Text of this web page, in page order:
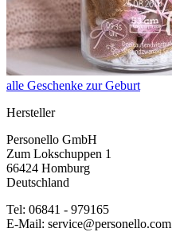
alle Geschenke zur Geburt
Hersteller
Personello GmbH
Zum Lokschuppen 1
66424 Homburg
Deutschland
Tel: 06841 - 979165
E-Mail: service@personello.com